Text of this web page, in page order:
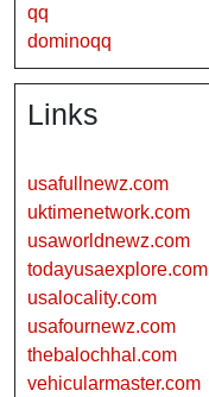
qq
dominoqq
Links
usafullnewz.com
uktimenetwork.com
usaworldnewz.com
todayusaexplore.com
usalocality.com
usafournewz.com
thebalochhal.com
vehicularmaster.com